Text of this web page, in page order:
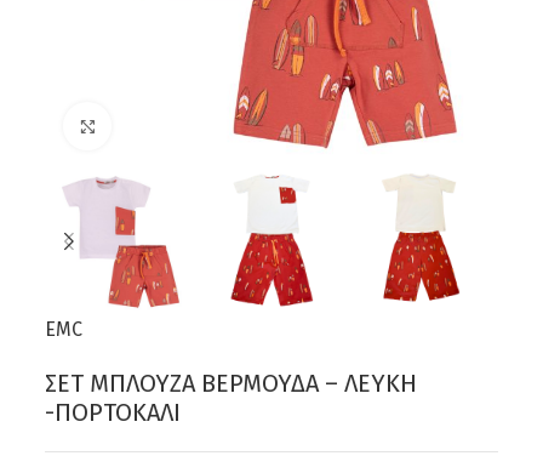
Click to enlarge
EMC
ΣΕΤ ΜΠΛΟΥΖΑ ΒΕΡΜΟΥΔΑ – ΛΕΥΚΗ
-ΠΟΡΤΟΚΑΛΙ